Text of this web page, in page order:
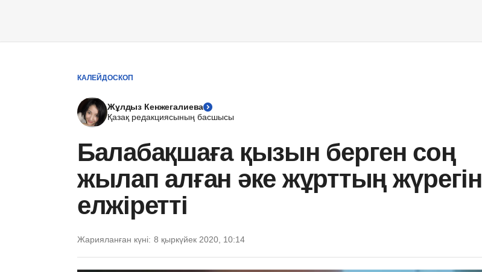
КАЛЕЙДОСКОП
Жұлдыз Кенжегалиева
Қазақ редакциясының басшысы
Балабақшаға қызын берген соң
жылап алған әке жұрттың жүрегін
елжіретті
Жарияланған күні: 8 қыркүйек 2020, 10:14